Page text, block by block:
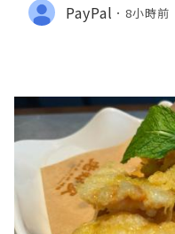
PayPal 8小時前